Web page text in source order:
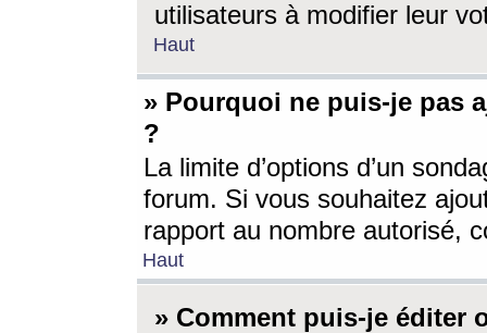
utilisateurs à modifier leur
Haut
» Pourquoi ne puis-je pas
?
La limite d’options d’un
forum. Si vous souhaitez
rapport au nombre autorisé,
Haut
» Comment puis-je éditer